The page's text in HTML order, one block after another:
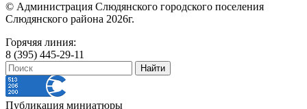
© Администрация Слюдянского городского поселения
Слюдянского района 2026г.
Горячяя линия:
8 (395) 445-29-11
Публикация миниатюры